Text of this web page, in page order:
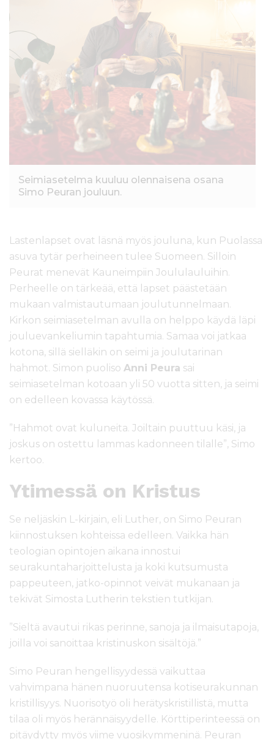
Seimiasetelma kuuluu olennaisena osana
Simo Peuran jouluun.
Lastenlapset ovat läsnä myös jouluna, kun Puolassa
asuva tytär perheineen tulee Suomeen. Silloin
Peurat menevät Kauneimpiin Joululauluihin.
Perheelle on tärkeää, että lapset päästetään
mukaan valmistautumaan joulutunnelmaan.
Kirkon seimiasetelman avulla on helppo käydä läpi
jouluevankeliumin tapahtumia. Samaa voi jatkaa
kotona, sillä sielläkin on seimi ja joulutarinan
hahmot. Simon puoliso Anni Peura sai
seimiasetelman kotoaan yli 50 vuotta sitten, ja seimi
on edelleen kovassa käytössä.
”Hahmot ovat kuluneita. Joiltain puuttuu käsi, ja
joskus on ostettu lammas kadonneen tilalle”, Simo
kertoo.
Ytimessä on Kristus
Se neljäskin L-kirjain, eli Luther, on Simo Peuran
kiinnostuksen kohteissa edelleen. Vaikka hän
teologian opintojen aikana innostui
seurakuntaharjoittelusta ja koki kutsumusta
pappeuteen, jatko-opinnot veivät mukanaan ja
tekivät Simosta Lutherin tekstien tutkijan.
”Sieltä avautui rikas perinne, sanoja ja ilmaisutapoja,
joilla voi sanoittaa kristinuskon sisältöjä.”
Simo Peuran hengellisyydessä vaikuttaa
vahvimpana hänen nuoruutensa kotiseurakunnan
kristillisyys. Nuorisotyö oli herätyskristillistä, mutta
tilaa oli myös herännäisyydelle. Körttiperinteessä on
pitäydytty myös viime vuosikymmeninä. Peuran